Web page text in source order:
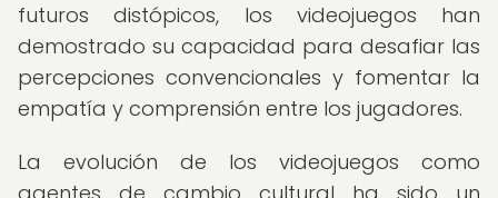
futuros distópicos, los videojuegos han
demostrado su capacidad para desafiar las
percepciones convencionales y fomentar la
empatía y comprensión entre los jugadores.
La evolución de los videojuegos como